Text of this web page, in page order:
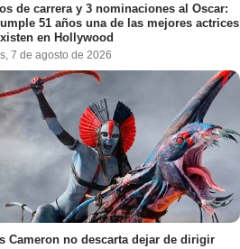
de carrera y 3 nominaciones al Oscar:
51 años una de las mejores actrices
en Hollywood
7 de agosto de 2026
Cameron no descarta dejar de dirigir